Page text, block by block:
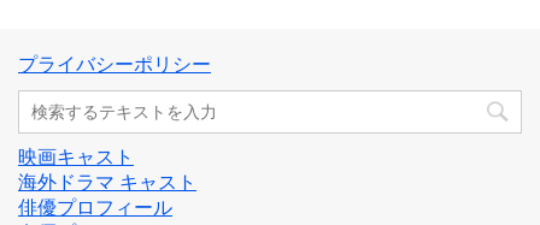
プライバシーポリシー
映画キャスト
海外ドラマ キャスト
俳優プロフィール